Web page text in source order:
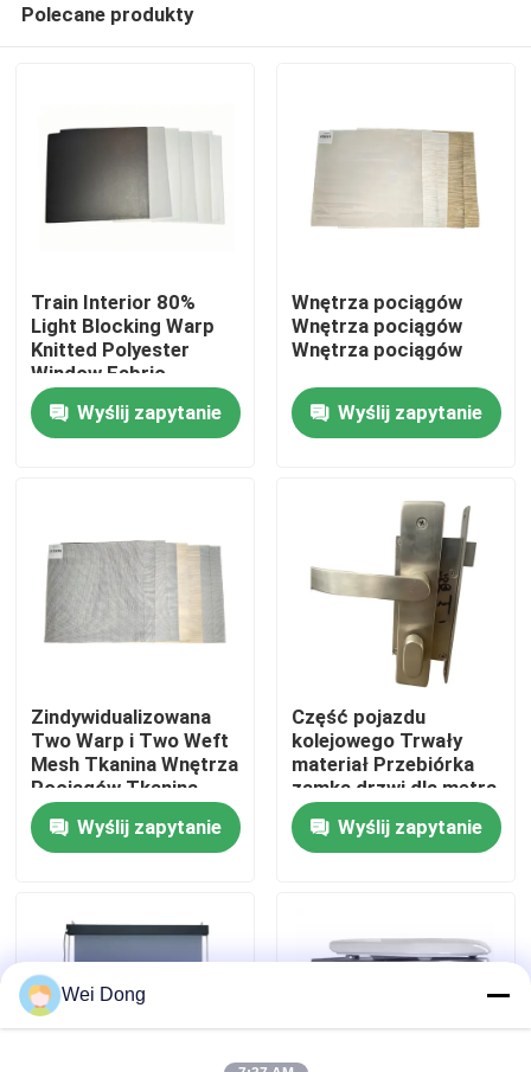
Do domu
Wycieczka po fabryce
Skontaktuj się z nami
Nowości
Bloga
Polecane produkty
Train Interior 80%
Light Blocking Warp
Knitted Polyester
Window Fabric
Wyślij zapytanie
Wnętrza pociągów
Wnętrza pociągów
Wnętrza pociągów
Wyślij zapytanie
Zindywidualizowana
Two Warp i Two Weft
Mesh Tkanina Wnętrza
Pociągów Tkanina
okna
Wyślij zapytanie
Część pojazdu
kolejowego Trwały
materiał Przebiórka
zamka drzwi dla metra
Pociąg dużych
prędkościWyślij zapytanie
Wei Dong